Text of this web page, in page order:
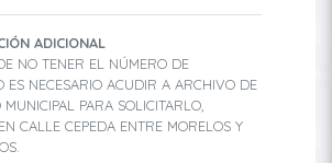
ADICIONAL
NO TENER EL NÚMERO DE
ES NECESARIO ACUDIR A ARCHIVO DE
MUNICIPAL PARA SOLICITARLO,
CALLE CEPEDA ENTRE MORELOS Y